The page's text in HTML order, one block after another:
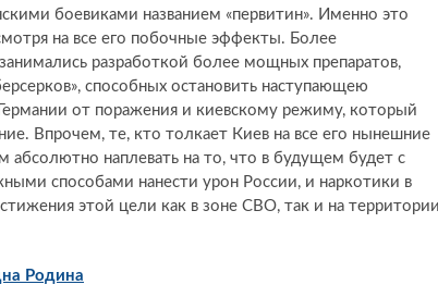
боевиками названием «первитин». Именно это
на все его побочные эффекты. Более
разработкой более мощных препаратов,
способных остановить наступающею
от поражения и киевскому режиму, который
Впрочем, те, кто толкает Киев на все его нынешние
абсолютно наплевать на то, что в будущем будет с
способами нанести урон России, и наркотики в
этой цели как в зоне СВО, так и на
Родина